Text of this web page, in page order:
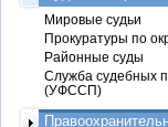
Мировые судьи
Прокуратуры по
Районные суды
Служба судебных
(УФССП)